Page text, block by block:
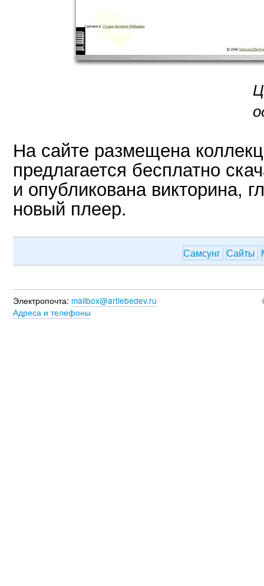
На сайте размещена
предлагается бесплатно
и опубликована викторина,
новый плеер.
Самсунг Сайты
Электропочта: mailbox@artlebedev.ru
Адреса и телефоны